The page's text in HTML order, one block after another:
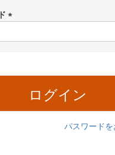
)
必
ログイン
パスワードを